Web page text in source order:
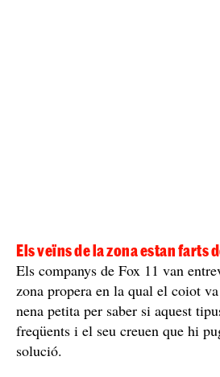
Els veïns de la zona estan farts
Els companys de Fox 11 van
zona propera en la qual el coiot
nena petita per saber si aquest
freqüents i el seu creuen que hi
solució.